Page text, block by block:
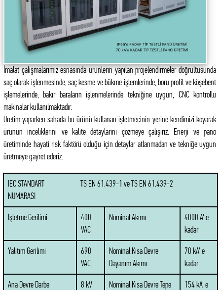
İmalat çalışmalarımız esnasında ürünlerin yapılan projelendirmeler doğrultusunda
saç olarak işlenmesinde, saç kesme ve bükme işlemlerinde, boru profil ve köşebent
işlemelerinde, bakır baraların işlenmelerinde tekniğine uygun, CNC kontrollu
makinalar kullanılmaktadır.
Üretim yaparken sahada bu ürünü kullanan işletmecinin yerine kendimizi koyarak
ürünün inceliklerini ve kalite detaylarını çözmeye çalışırız. Enerji ve pano
üretiminde hayati risk faktörü olduğu için detaylar atlanmadan ve tekniğe uygun
üretmeye gayret ederiz.
IEC STANDART
NUMARASI
TS EN 61.439-1 ve TS EN 61.439-2
İşletme Gerilimi
400
VAC
Nominal Akımı
4000 A' e
kadar
Yalıtım Gerilimi
690
VAC
Nominal Kısa Devre
Dayanım Akımı
70 kA' e
kadar
Ana Devre Darbe
8 kV
Nominal Kısa Devre Tepe
154 kA' e